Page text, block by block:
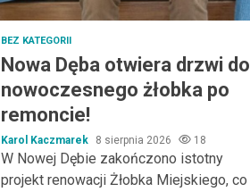
BEZ KATEGORII
Nowa Dęba otwiera drzwi do
nowoczesnego żłobka po
remoncie!
Karol Kaczmarek 8 sierpnia 2026 18
W Nowej Dębie zakończono istotny
projekt renowacji Żłobka Miejskiego, co